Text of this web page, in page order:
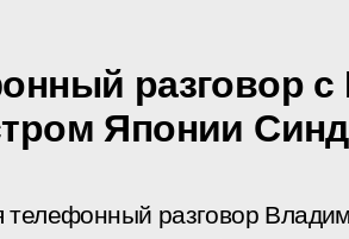
разговор
Японии
телефонный разговор